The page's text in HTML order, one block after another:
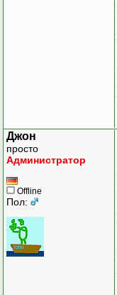
Джон
просто
Администратор
Offline
Пол: